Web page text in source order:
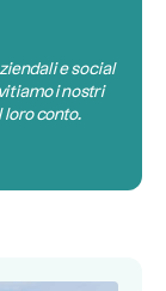
e social
i nostri
loro conto.